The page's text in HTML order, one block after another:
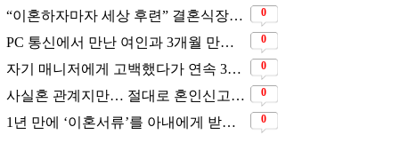
“이혼하자마자 세상 후련” 결혼식장에서 이미 이혼을 직감했었다는 배우 0
PC 통신에서 만난 여인과 3개월 만에 결혼해서 잘 살고 있는 배우 0
자기 매니저에게 고백했다가 연속 3번 차였지만… 결국 결혼에 성공한 배우 0
사실혼 관계지만… 절대로 혼인신고는 하고 있지 않다는 배우 0
1년 만에 ‘이혼서류’를 아내에게 받았었다는 배우 0